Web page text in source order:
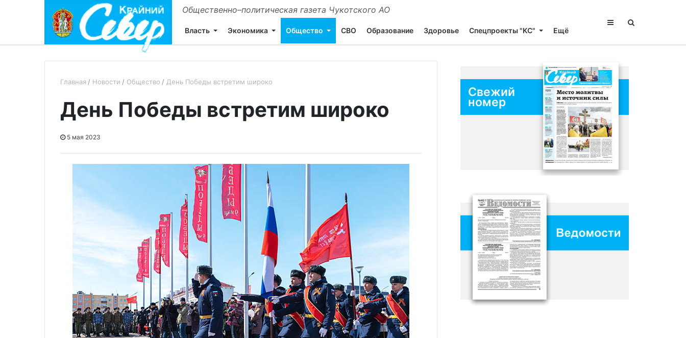
Общественно–политическая газета Чукотского АО
Власть Экономика Общество СВО Образование Здоровье Спецпроекты "КС" Ещё
Главная Новости Общество День Победы встретим широко
День Победы встретим широко
5 мая 2023
Свежий
номер